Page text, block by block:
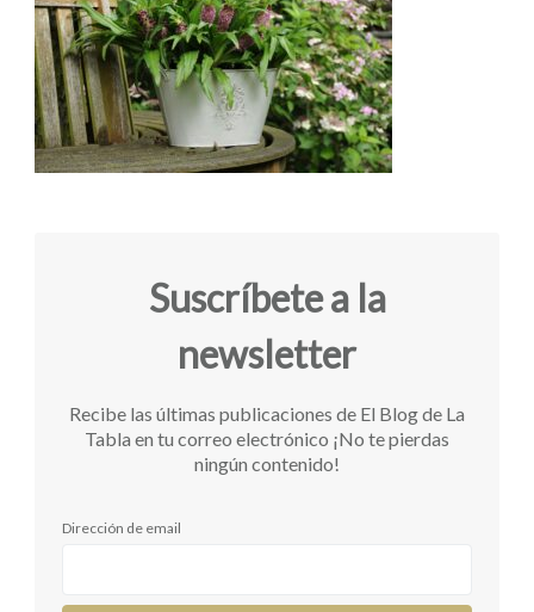
Suscríbete a la
newsletter
Recibe las últimas publicaciones de El Blog de La
Tabla en tu correo electrónico ¡No te pierdas
ningún contenido!
Dirección de email